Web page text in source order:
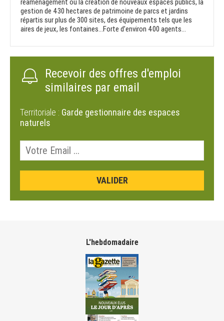
réaménagement ou la création de nouveaux espaces publics, la
gestion de 430 hectares de patrimoine de parcs et jardins
répartis sur plus de 300 sites, des équipements tels que les
aires de jeux, les fontaines…Forte d’environ 400 agents...
Recevoir des offres d'emploi
similaires par email
Territoriale : Garde gestionnaire des espaces
naturels
L'hebdomadaire